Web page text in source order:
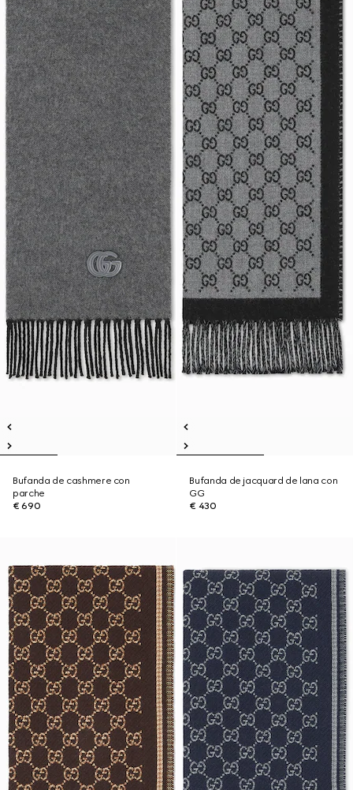
Bufanda de cashmere con
parche
€ 690
Bufanda de jacquard de lana con
GG
€ 430